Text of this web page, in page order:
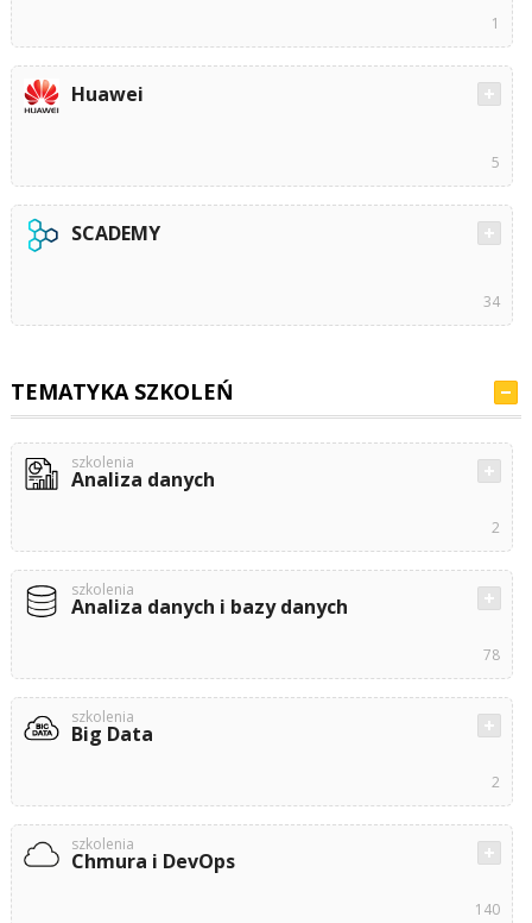
1
Huawei
5
SCADEMY
34
TEMATYKA SZKOLEŃ
szkolenia
Analiza danych
2
szkolenia
Analiza danych i bazy danych
78
szkolenia
Big Data
2
szkolenia
Chmura i DevOps
140